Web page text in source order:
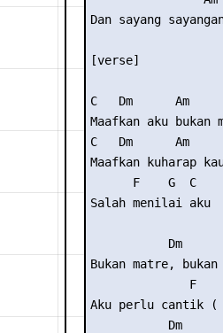
Dan sayang
[verse]
C   Dm      Am
Maafkan aku bukan
C   Dm      Am
Maafkan kuharap
      F    G  C
Salah menilai aku
Dm
Bukan matre, bukan
F
Aku perlu cantik (
Dm